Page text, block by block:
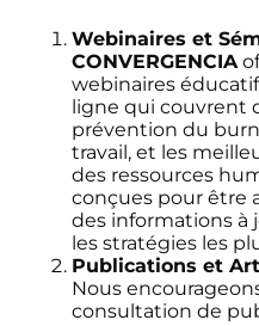
Webinaires et
CONVERGENCIA
webinaires
ligne qui couvrent
prévention du
travail, et les
des ressources
conçues pour être
des informations à
les stratégies les
Publications et
Nous
consultation de